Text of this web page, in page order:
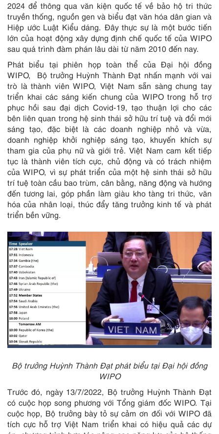
2024 để thông qua văn kiện quốc tế về bảo hộ tri thức
truyền thống, nguồn gen và biểu đạt văn hóa dân gian và
Hiệp ước Luật Kiểu dáng. Đây thực sự là một bước tiến
lớn của hoạt động xây dựng định chế quốc tế của WIPO
sau quá trình đàm phán lâu dài từ năm 2010 đến nay.
Phát biểu tại phiên họp toàn thể của Đại hội đồng
WIPO, Bộ trưởng Huỳnh Thành Đạt nhấn mạnh với vai
trò là thành viên WIPO, Việt Nam sẵn sàng chung tay
triển khai các sáng kiến chung của WIPO trong hỗ trợ
phục hồi sau đại dịch Covid-19, tạo thuận lợi cho các
bên liên quan trong hệ sinh thái sở hữu trí tuệ và đổi mới
sáng tạo, đặc biệt là các doanh nghiệp nhỏ và vừa,
doanh nghiệp khởi nghiệp sáng tạo, khuyến khích sự
tham gia của phụ nữ và giới trẻ. Việt Nam cam kết tiếp
tục là thành viên tích cực, chủ động và có trách nhiệm
của WIPO, vì sự phát triển của một hệ sinh thái sở hữu
trí tuệ toàn cầu bao trùm, cân bằng, năng động và hướng
đến tương lai, góp phần làm giàu kho tàng tri thức, văn
hóa của nhân loại, thúc đẩy tăng trưởng kinh tế và phát
triển bền vững.
Bộ trưởng Huỳnh Thành Đạt phát biểu tại Đại hội đồng
WIPO
Trước đó, ngày 13/7/2022, Bộ trưởng Huỳnh Thành Đạt
có cuộc họp song phương với Tổng giám đốc WIPO. Tại
cuộc họp, Bộ trưởng bày tỏ sự cảm ơn đối với WIPO đã
tích cực hỗ trợ Việt Nam triển khai có hiệu quả các dự